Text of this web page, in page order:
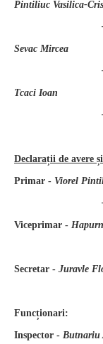
Pintiliuc Vasilica-
-
Sevac
-
Tcaci
-
Declarații de avere
Primar - Viorel
-
Viceprimar -
Secretar - Juravle
Funcționari:
Inspector - Butnariu